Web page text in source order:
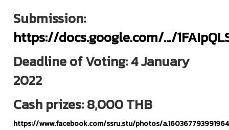
Submission:
https://docs.google.com/.../
Deadline of Voting: 4 January
2022
Cash prizes: 8,000 THB
https://www.facebook.com/ssru.stu/photos/